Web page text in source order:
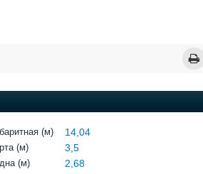
(м) 14,04
(м) 3,5
(м) 2,68